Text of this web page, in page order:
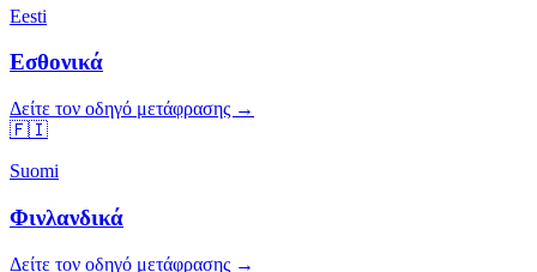
Eesti
Εσθονικά
Δείτε τον οδηγό μετάφρασης →
🇫🇮
Suomi
Φινλανδικά
Δείτε τον οδηγό μετάφρασης →